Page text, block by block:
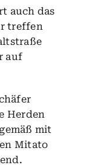
auch das
treffen
auf
Herden
mit
Mitato